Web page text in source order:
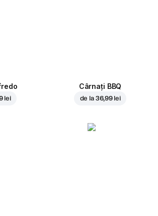
lei
Cârnați BBQ
de la 36,99 lei